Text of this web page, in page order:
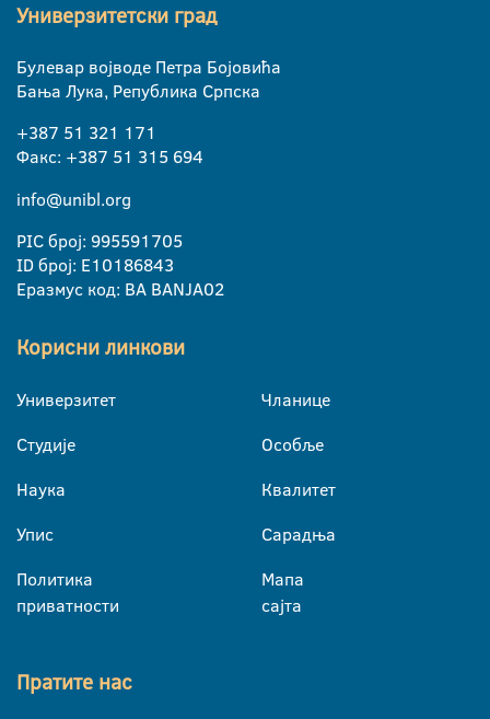
Универзитетски град
Булевар војводе Петра Бојовића
Бања Лука, Република Српска
+387 51 321 171
Факс: +387 51 315 694
info@unibl.org
PIC број: 995591705
ID број: E10186843
Еразмус код: BA BANJA02
Корисни линкови
Универзитет
Студије
Наука
Упис
Политика
приватности
Чланице
Особље
Квалитет
Сарадња
Мапа
сајта
Пратите нас